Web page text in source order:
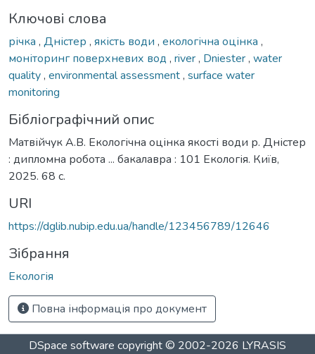
Ключові слова
річка , Дністер , якість води , екологічна оцінка ,
моніторинг поверхневих вод , river, Dniester, water
quality, environmental assessment, surface water
monitoring
Бібліографічний опис
Матвійчук А.В. Екологічна оцінка якості води р. Дністер
: дипломна робота ... бакалавра : 101 Екологія. Київ,
2025. 68 с.
URI
https://dglib.nubip.edu.ua/handle/123456789/12646
Зібрання
Екологія
Повна інформація про документ
DSpace software copyright © 2002-2026 LYRASIS